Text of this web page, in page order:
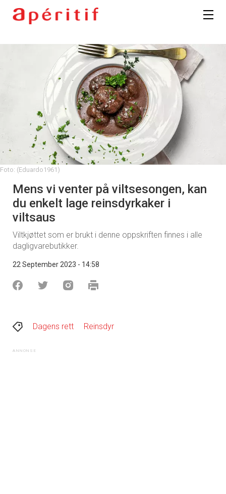
Foto: (Eduardo1961)
Mens vi venter på viltsesongen, kan
du enkelt lage reinsdyrkaker i
viltsaus
Viltkjøttet som er brukt i denne oppskriften finnes i alle
dagligvarebutikker.
22 September 2023 - 14:58
Dagens rett Reinsdyr